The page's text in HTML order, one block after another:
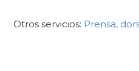
Otros servicios: Prensa,